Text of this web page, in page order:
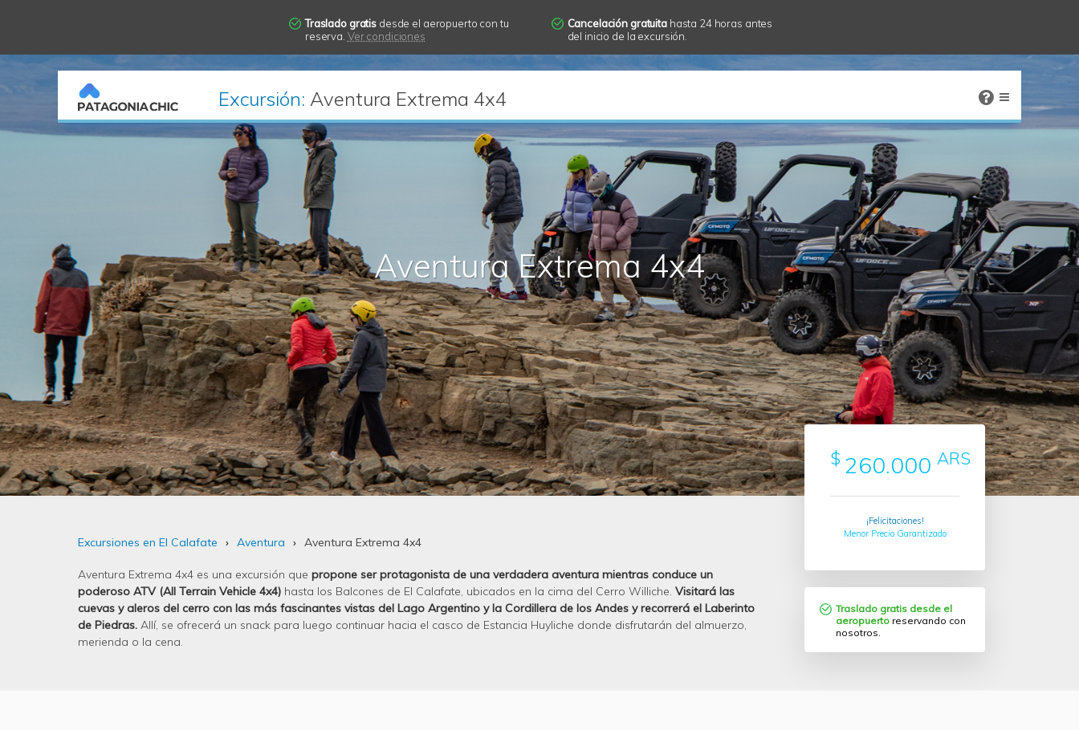
Traslado gratis desde el aeropuerto con tu
reserva. Ver condiciones
Cancelación gratuitahasta 24 horas antes
del inicio de la excursión.
Excursión: Aventura Extrema 4x4
Aventura Extrema 4x4
Excursiones en El Calafate Aventura Aventura Extrema 4x4
Aventura Extrema 4x4 es una excursión que propone ser protagonista de una verdadera aventura mientras conduce un
poderoso ATV (All Terrain Vehicle 4x4) hasta los Balcones de El Calafate, ubicados en la cima del Cerro Williche. Visitará las
cuevas y aleros del cerro con las más fascinantes vistas del Lago Argentino y la Cordillera de los Andes y recorrerá el Laberinto
de Piedras. Allí, se ofrecerá un snack para luego continuar hacia el casco de Estancia Huyliche donde disfrutarán del almuerzo,
merienda o la cena.
$ 260.000 ARS
¡Felicitaciones!
Menor Precio Garantizado
Traslado gratis desde el
aeropuertoreservando con
nosotros.